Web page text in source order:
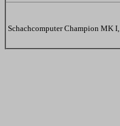
Schachcomputer Champion MK